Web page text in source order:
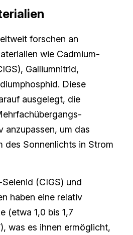
forschen an
wie Cadmium-
Galliumnitrid,
Diese
ausgelegt, die
anzupassen, um das
des Sonnenlichts in Strom
(CIGS) und
haben eine relativ
(etwa 1,0 bis 1,7
was es ihnen ermöglicht,